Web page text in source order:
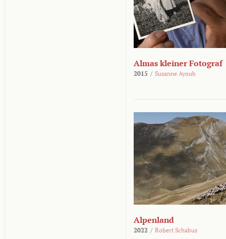
Almas kleiner Fotograf
2015 / Susanne Ayoub
Alpenland
2022 / Robert Schabus